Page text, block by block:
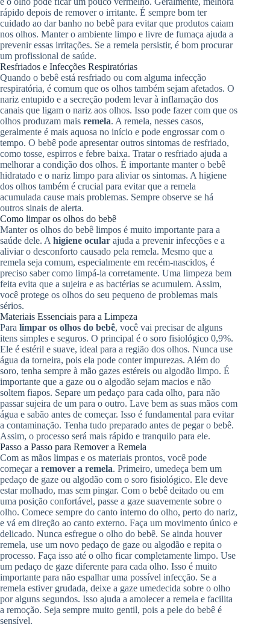
rápido depois de remover o irritante. É sempre bom ter
cuidado ao dar banho no bebê para evitar que produtos caiam
nos olhos. Manter o ambiente limpo e livre de fumaça ajuda a
prevenir essas irritações. Se a remela persistir, é bom procurar
um profissional de saúde.
Resfriados e Infecções Respiratórias
Quando o bebê está resfriado ou com alguma infecção
respiratória, é comum que os olhos também sejam afetados. O
nariz entupido e a secreção podem levar à inflamação dos
canais que ligam o nariz aos olhos. Isso pode fazer com que os
olhos produzam mais remela. A remela, nesses casos,
geralmente é mais aquosa no início e pode engrossar com o
tempo. O bebê pode apresentar outros sintomas de resfriado,
como tosse, espirros e febre baixa. Tratar o resfriado ajuda a
melhorar a condição dos olhos. É importante manter o bebê
hidratado e o nariz limpo para aliviar os sintomas. A higiene
dos olhos também é crucial para evitar que a remela
acumulada cause mais problemas. Sempre observe se há
outros sinais de alerta.
Como limpar os olhos do bebê
Manter os olhos do bebê limpos é muito importante para a
saúde dele. A higiene ocular ajuda a prevenir infecções e a
aliviar o desconforto causado pela remela. Mesmo que a
remela seja comum, especialmente em recém-nascidos, é
preciso saber como limpá-la corretamente. Uma limpeza bem
feita evita que a sujeira e as bactérias se acumulem. Assim,
você protege os olhos do seu pequeno de problemas mais
sérios.
Materiais Essenciais para a Limpeza
Para limpar os olhos do bebê, você vai precisar de alguns
itens simples e seguros. O principal é o soro fisiológico 0,9%.
Ele é estéril e suave, ideal para a região dos olhos. Nunca use
água da torneira, pois ela pode conter impurezas. Além do
soro, tenha sempre à mão gazes estéreis ou algodão limpo. É
importante que a gaze ou o algodão sejam macios e não
soltem fiapos. Separe um pedaço para cada olho, para não
passar sujeira de um para o outro. Lave bem as suas mãos com
água e sabão antes de começar. Isso é fundamental para evitar
a contaminação. Tenha tudo preparado antes de pegar o bebê.
Assim, o processo será mais rápido e tranquilo para ele.
Passo a Passo para Remover a Remela
Com as mãos limpas e os materiais prontos, você pode
começar a remover a remela. Primeiro, umedeça bem um
pedaço de gaze ou algodão com o soro fisiológico. Ele deve
estar molhado, mas sem pingar. Com o bebê deitado ou em
uma posição confortável, passe a gaze suavemente sobre o
olho. Comece sempre do canto interno do olho, perto do nariz,
e vá em direção ao canto externo. Faça um movimento único e
delicado. Nunca esfregue o olho do bebê. Se ainda houver
remela, use um novo pedaço de gaze ou algodão e repita o
processo. Faça isso até o olho ficar completamente limpo. Use
um pedaço de gaze diferente para cada olho. Isso é muito
importante para não espalhar uma possível infecção. Se a
remela estiver grudada, deixe a gaze umedecida sobre o olho
por alguns segundos. Isso ajuda a amolecer a remela e facilita
a remoção. Seja sempre muito gentil, pois a pele do bebê é
sensível.